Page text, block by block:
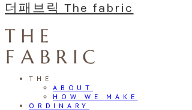
더패브릭 The fabric
THE
ABOUT
HOW WE MAKE
ORDINARY